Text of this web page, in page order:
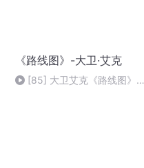
《路线图》-大卫·艾克
[85] 大卫艾克《路线图》附